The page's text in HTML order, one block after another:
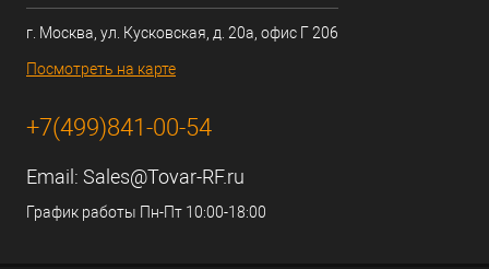
г. Москва, ул. Кусковская, д. 20а, офис Г 206
Посмотреть на карте
+7(499)841-00-54
Email: Sales@Tovar-RF.ru
График работы Пн-Пт 10:00-18:00